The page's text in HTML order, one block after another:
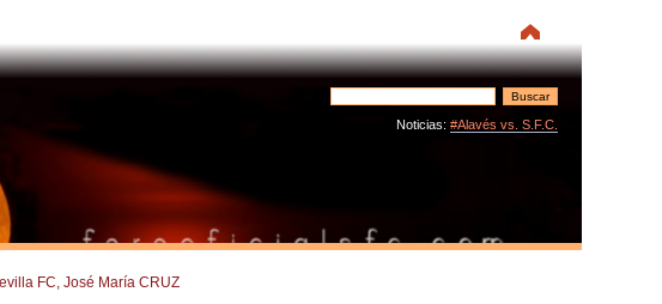
Noticias: #Alavés vs. S.F.C.
FC, José María CRUZ